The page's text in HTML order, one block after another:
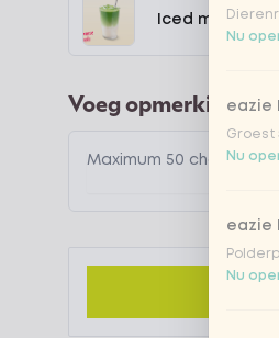
Iced matcha
Voeg opmerking toe
Nu
eazie
Groest
Nu
eazie
Nu